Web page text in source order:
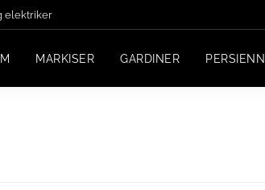
elektriker
MARKISER GARDINER